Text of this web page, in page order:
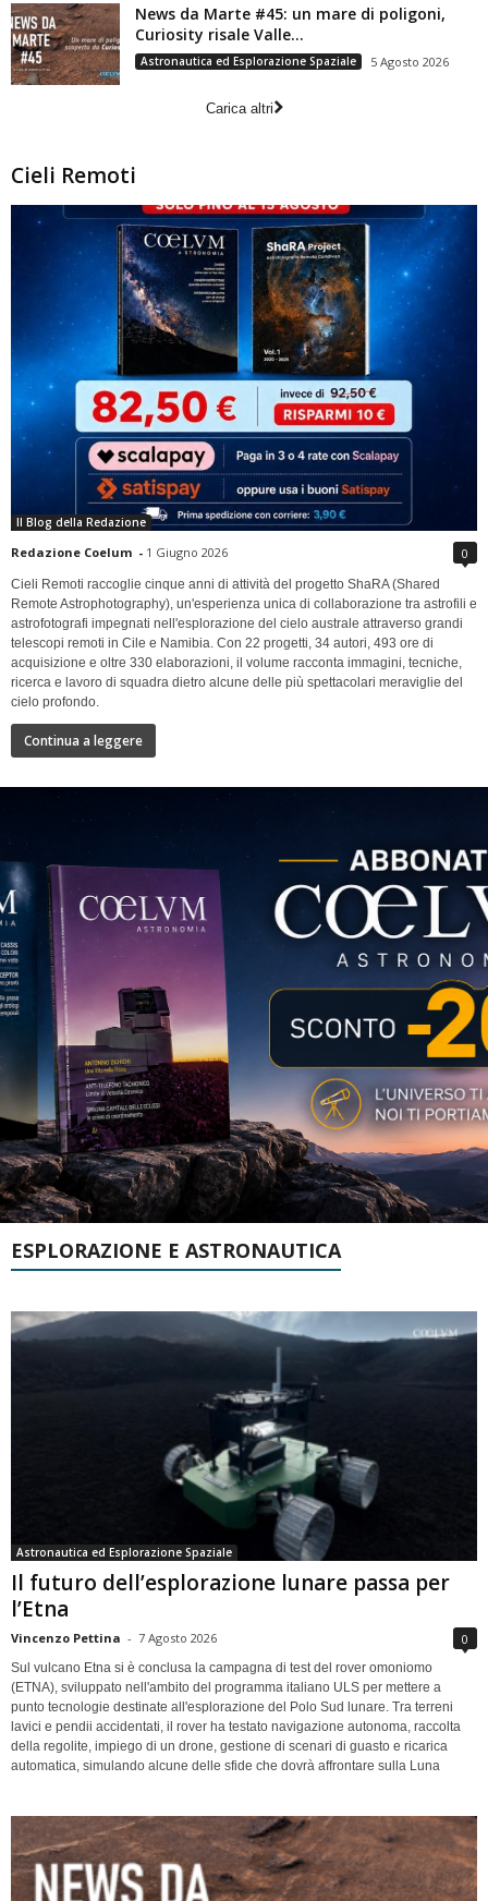
News da Marte #45: un mare di poligoni,
Curiosity risale Valle...
Astronautica ed Esplorazione Spaziale 5 Agosto 2026
Carica altri
Cieli Remoti
Il Blog della Redazione
Redazione Coelum - 1 Giugno 2026 0
Cieli Remoti raccoglie cinque anni di attività del progetto ShaRA (Shared
Remote Astrophotography), un'esperienza unica di collaborazione tra astrofili e
astrofotografi impegnati nell'esplorazione del cielo australe attraverso grandi
telescopi remoti in Cile e Namibia. Con 22 progetti, 34 autori, 493 ore di
acquisizione e oltre 330 elaborazioni, il volume racconta immagini, tecniche,
ricerca e lavoro di squadra dietro alcune delle più spettacolari meraviglie del
cielo profondo.
Continua a leggere
ESPLORAZIONE E ASTRONAUTICA
Astronautica ed Esplorazione Spaziale
Il futuro dell’esplorazione lunare passa per
l’Etna
Vincenzo Pettina - 7 Agosto 2026 0
Sul vulcano Etna si è conclusa la campagna di test del rover omoniomo
(ETNA), sviluppato nell'ambito del programma italiano ULS per mettere a
punto tecnologie destinate all'esplorazione del Polo Sud lunare. Tra terreni
lavici e pendii accidentati, il rover ha testato navigazione autonoma, raccolta
della regolite, impiego di un drone, gestione di scenari di guasto e ricarica
automatica, simulando alcune delle sfide che dovrà affrontare sulla Luna